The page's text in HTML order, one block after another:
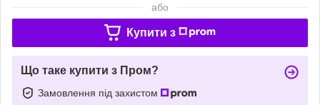
або
Купити з
Що таке купити з Пром?
Замовлення під захистом